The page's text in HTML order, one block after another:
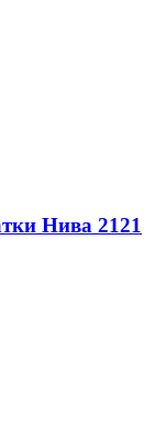
Нива 2121